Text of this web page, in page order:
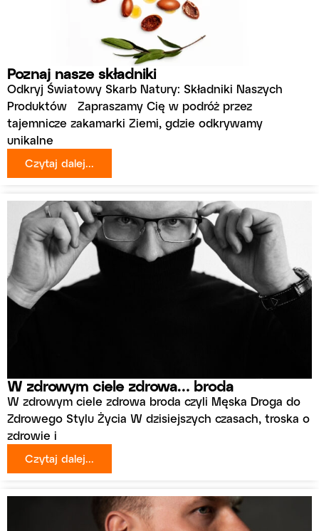
Poznaj nasze składniki
Odkryj Światowy Skarb Natury: Składniki Naszych
Produktów Zapraszamy Cię w podróż przez
tajemnicze zakamarki Ziemi, gdzie odkrywamy
unikalne
Czytaj dalej...
W zdrowym ciele zdrowa… broda
W zdrowym ciele zdrowa broda czyli Męska Droga do
Zdrowego Stylu Życia W dzisiejszych czasach, troska o
zdrowie i
Czytaj dalej...